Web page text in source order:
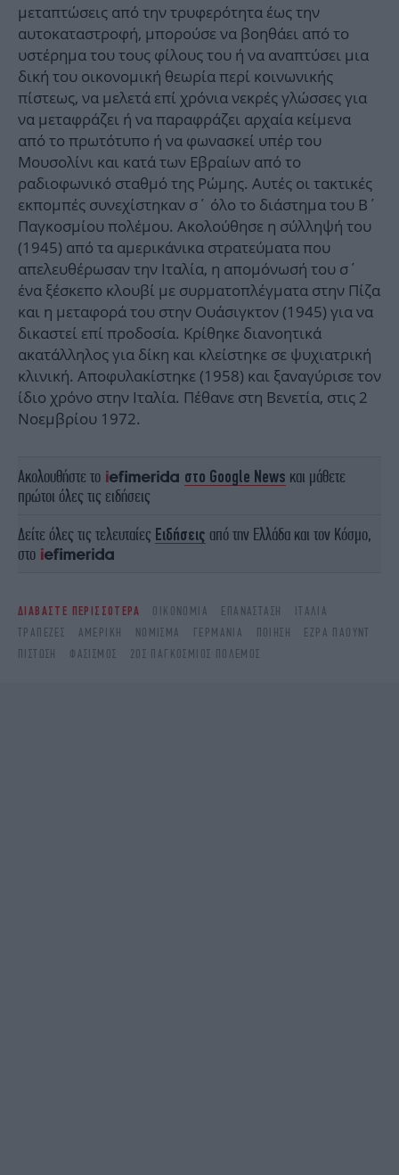
μεταπτώσεις από την τρυφερότητα έως την
αυτοκαταστροφή, μπορούσε να βοηθάει από το
υστέρημα του τους φίλους του ή να αναπτύσει μια
δική του οικονομική θεωρία περί κοινωνικής
πίστεως, να μελετά επί χρόνια νεκρές γλώσσες για
να μεταφράζει ή να παραφράζει αρχαία κείμενα
από το πρωτότυπο ή να φωνασκεί υπέρ του
Μουσολίνι και κατά των Εβραίων από το
ραδιοφωνικό σταθμό της Ρώμης. Αυτές οι τακτικές
εκπομπές συνεχίστηκαν σ΄ όλο το διάστημα του Β΄
Παγκοσμίου πολέμου. Ακολούθησε η σύλληψή του
(1945) από τα αμερικάνικα στρατεύματα που
απελευθέρωσαν την Ιταλία, η απομόνωσή του σ΄
ένα ξέσκεπο κλουβί με συρματοπλέγματα στην Πίζα
και η μεταφορά του στην Ουάσιγκτον (1945) για να
δικαστεί επί προδοσία. Κρίθηκε διανοητικά
ακατάλληλος για δίκη και κλείστηκε σε ψυχιατρική
κλινική. Αποφυλακίστηκε (1958) και ξαναγύρισε τον
ίδιο χρόνο στην Ιταλία. Πέθανε στη Βενετία, στις 2
Νοεμβρίου 1972.
Ακολουθήστε το στο Google News και μάθετε
πρώτοι όλες τις ειδήσεις
Δείτε όλες τις τελευταίες Ειδήσεις από την Ελλάδα και τον Κόσμο,
στο
ΔΙΑΒΑΣΤΕ ΠΕΡΙΣΣΟΤΕΡΑ ΟΙΚΟΝΟΜΊΑ ΕΠΑΝΆΣΤΑΣΗ
ΙΤΑΛΊΑ
ΤΡΆΠΕΖΕΣ
ΑΜΕΡΙΚΉ ΝΌΜΙΣΜΑ ΓΕΡΜΑΝΊΑ ΠΟΊΗΣΗ
ΈΖΡΑ ΠΆΟΥΝΤ
ΠΊΣΤΩΣΗ
ΦΑΣΙΣΜΌΣ 2ΟΣ ΠΑΓΚΌΣΜΙΟΣ ΠΌΛΕΜΟΣ